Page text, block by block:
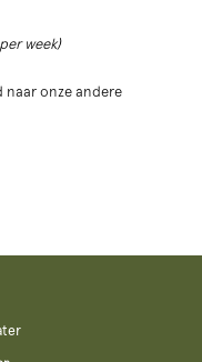
week)
naar onze andere